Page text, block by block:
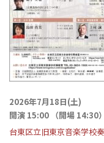
2026年7月18日(土)
開演 15:00 （開場 14:30）
台東区立旧東京音楽学校